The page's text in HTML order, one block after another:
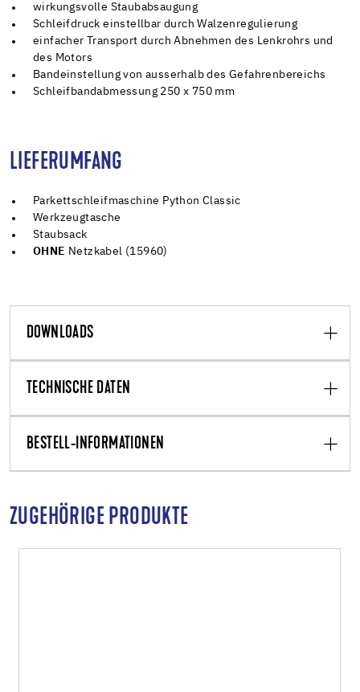
wirkungsvolle Staubabsaugung
Schleifdruck einstellbar durch Walzenregulierung
einfacher Transport durch Abnehmen des Lenkrohrs und
des Motors
Bandeinstellung von ausserhalb des Gefahrenbereichs
Schleifbandabmessung 250 x 750 mm
LIEFERUMFANG
Parkettschleifmaschine Python Classic
Werkzeugtasche
Staubsack
OHNE Netzkabel (15960)
DOWNLOADS
TECHNISCHE DATEN
BESTELL-INFORMATIONEN
ZUGEHÖRIGE PRODUKTE